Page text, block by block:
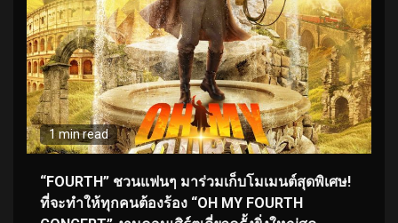
1 min read
“FOURTH” ชวนแฟนๆ มาร่วมเก็บโมเมนต์สุดพิเศษ!
ที่จะทำให้ทุกคนต้องร้อง “OH MY FOURTH